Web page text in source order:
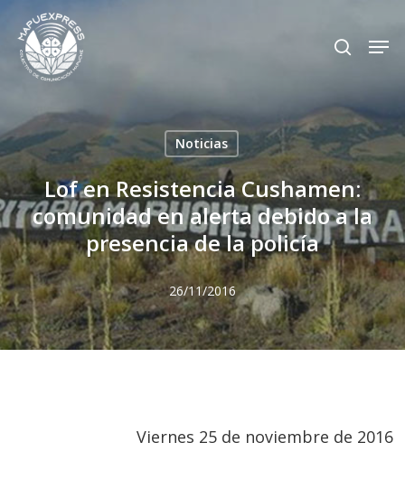
Skip
main
search
Noticias
Lof en Resistencia Cushamen:
comunidad en alerta debido a la
presencia de la policía
26/11/2016
Viernes 25 de noviembre de 2016
Close